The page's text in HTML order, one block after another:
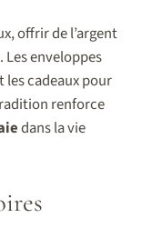
offrir de l’argent
enveloppes
cadeaux pour
renforce
dans la vie